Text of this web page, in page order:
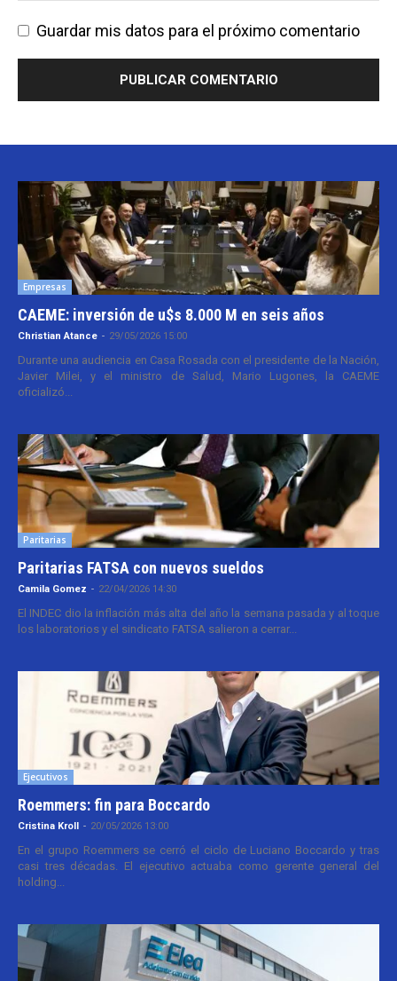
Guardar mis datos para el próximo comentario
Empresas
CAEME: inversión de u$s 8.000 M en seis años
Christian Atance - 29/05/2026 15:00
Durante una audiencia en Casa Rosada con el presidente de la Nación,
Javier Milei, y el ministro de Salud, Mario Lugones, la CAEME
oficializó...
Paritarias
Paritarias FATSA con nuevos sueldos
Camila Gomez - 22/04/2026 14:30
El INDEC dio la inflación más alta del año la semana pasada y al toque
los laboratorios y el sindicato FATSA salieron a cerrar...
Ejecutivos
Roemmers: fin para Boccardo
Cristina Kroll - 20/05/2026 13:00
En el grupo Roemmers se cerró el ciclo de Luciano Boccardo y tras
casi tres décadas. El ejecutivo actuaba como gerente general del
holding...